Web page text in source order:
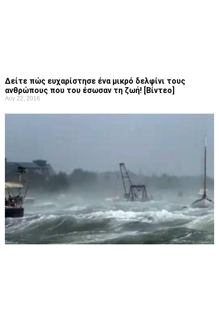
Δείτε πώς ευχαρίστησε ένα μικρό δελφίνι τους
ανθρώπους που του έσωσαν τη ζωή! [Βίντεο]
Αυγ 22, 2016